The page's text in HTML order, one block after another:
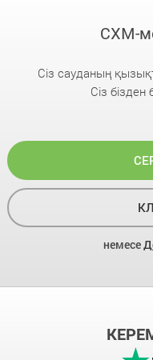
CXM-
Сіз сауданың
Сіз
немесе